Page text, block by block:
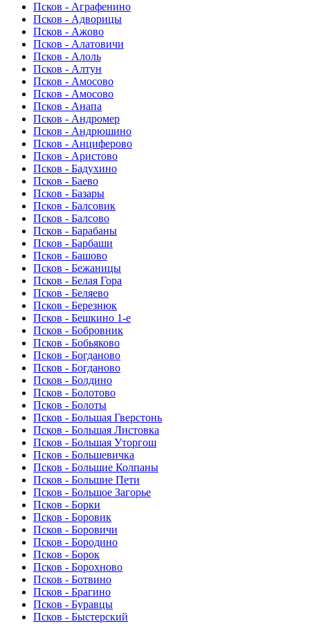
Псков - Аграфенино
Псков - Адворицы
Псков - Ажово
Псков - Алатовичи
Псков - Алоль
Псков - Алтун
Псков - Амосово
Псков - Амосово
Псков - Анапа
Псков - Андромер
Псков - Андрюшино
Псков - Анциферово
Псков - Аристово
Псков - Бадухино
Псков - Баево
Псков - Базары
Псков - Балсовик
Псков - Балсово
Псков - Барабаны
Псков - Барбаши
Псков - Башово
Псков - Бежаницы
Псков - Белая Гора
Псков - Беляево
Псков - Березнюк
Псков - Бешкино 1-е
Псков - Бобровник
Псков - Бобьяково
Псков - Богданово
Псков - Богданово
Псков - Болдино
Псков - Болотово
Псков - Болоты
Псков - Большая Гверстонь
Псков - Большая Листовка
Псков - Большая Уторгош
Псков - Большевичка
Псков - Большие Колпаны
Псков - Большие Пети
Псков - Большое Загорье
Псков - Борки
Псков - Боровик
Псков - Боровичи
Псков - Бородино
Псков - Борок
Псков - Борохново
Псков - Ботвино
Псков - Брагино
Псков - Буравцы
Псков - Быстерский